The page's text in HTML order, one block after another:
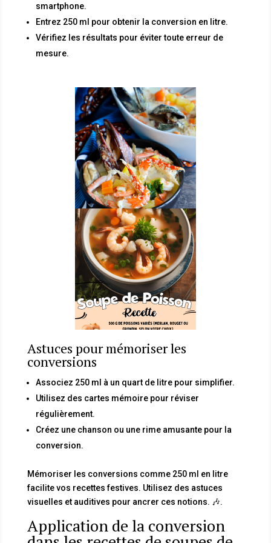
smartphone.
Entrez 250 ml pour obtenir la conversion en litre.
Vérifiez les résultats pour éviter toute erreur de
mesure.
Astuces pour mémoriser les
conversions
Associez 250 ml à un quart de litre pour simplifier.
Utilisez des cartes mémoire pour réviser
régulièrement.
Créez une chanson ou une rime amusante pour la
conversion.
Mémoriser les conversions comme 250 ml en litre
facilite vos recettes festives. Utilisez des astuces
visuelles et auditives pour ancrer ces notions. 🎶.
Application de la conversion